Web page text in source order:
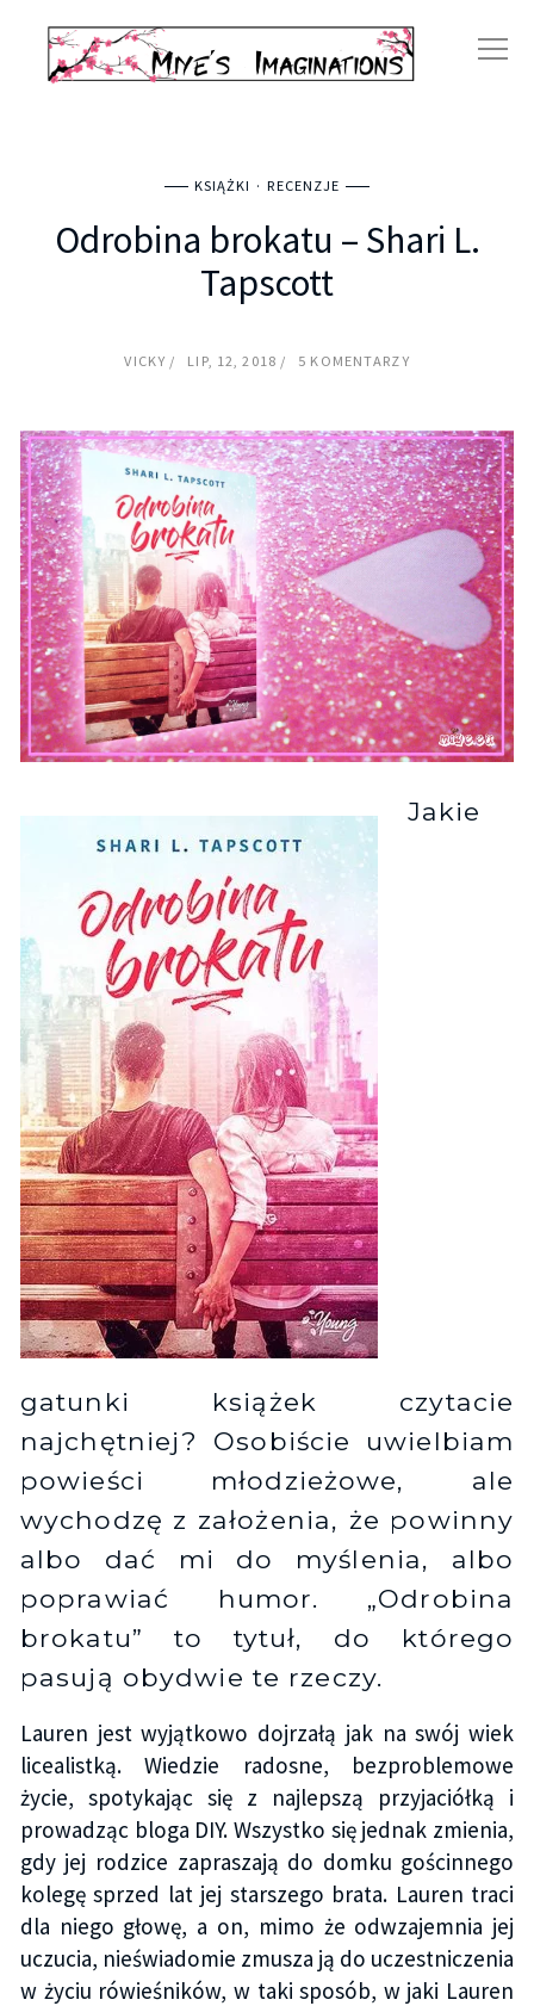
KSIĄŻKI RECENZJE
Odrobina brokatu – Shari L.
Tapscott
VICKY LIP, 12, 2018 5 KOMENTARZY
Jakie
gatunki książek czytacie
najchętniej? Osobiście uwielbiam
powieści młodzieżowe, ale
wychodzę z założenia, że powinny
albo dać mi do myślenia, albo
poprawiać humor. „Odrobina
brokatu” to tytuł, do którego
pasują obydwie te rzeczy.
Lauren jest wyjątkowo dojrzałą jak na swój wiek
licealistką. Wiedzie radosne, bezproblemowe
życie, spotykając się z najlepszą przyjaciółką i
prowadząc bloga DIY. Wszystko się jednak zmienia,
gdy jej rodzice zapraszają do domku gościnnego
kolegę sprzed lat jej starszego brata. Lauren traci
dla niego głowę, a on, mimo że odwzajemnia jej
uczucia, nieświadomie zmusza ją do uczestniczenia
w życiu rówieśników, w taki sposób, w jaki Lauren